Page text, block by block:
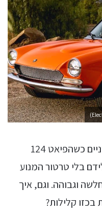
חובבי רכבי וינטג׳ יזקפו את האוזניים כשהפיאט 124
לידם בלי טרטור המנוע
וגבוהה. וגם, איך
קלילות?